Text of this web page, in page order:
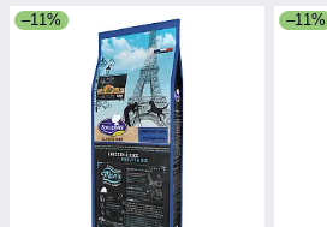
–11% –11%